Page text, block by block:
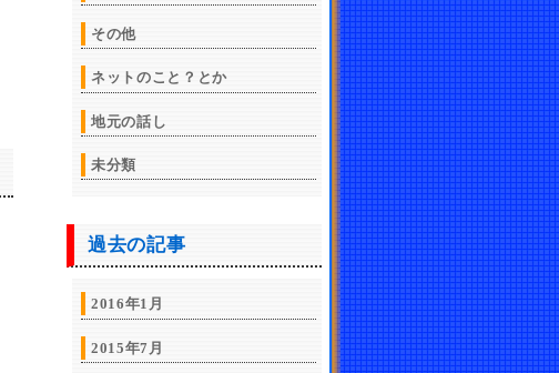
その他
ネットのこと？とか
地元の話し
未分類
過去の記事
2016年1月
2015年7月